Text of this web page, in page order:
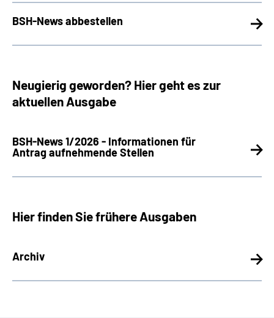
BSH-News abbestellen
Neugierig geworden? Hier geht es zur
aktuellen Ausgabe
BSH-News 1/2026 - Informationen für
Antrag aufnehmende Stellen
Hier finden Sie frühere Ausgaben
Archiv